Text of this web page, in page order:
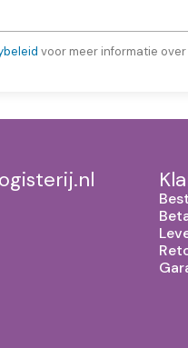
voor meer informatie